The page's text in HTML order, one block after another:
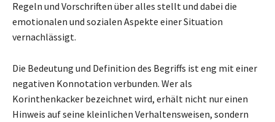
Regeln und Vorschriften über alles stellt und dabei die
emotionalen und sozialen Aspekte einer Situation
vernachlässigt.
Die Bedeutung und Definition des Begriffs ist eng mit einer
negativen Konnotation verbunden. Wer als
Korinthenkacker bezeichnet wird, erhält nicht nur einen
Hinweis auf seine kleinlichen Verhaltensweisen, sondern